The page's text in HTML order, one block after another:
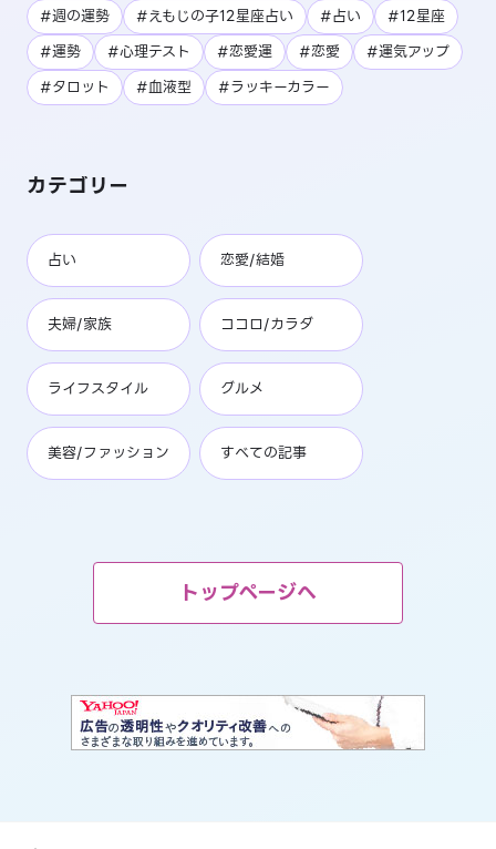
#週の運勢 #えもじの子12星座占い #占い
#12星座
#運勢
#心理テスト #恋愛運 #恋愛
#運気アップ
#タロット
#血液型 #ラッキーカラー
カテゴリー
占い 恋愛/結婚
夫婦/家族 ココロ/カラダ
ライフスタイル グルメ
美容/ファッション すべての記事
トップページへ